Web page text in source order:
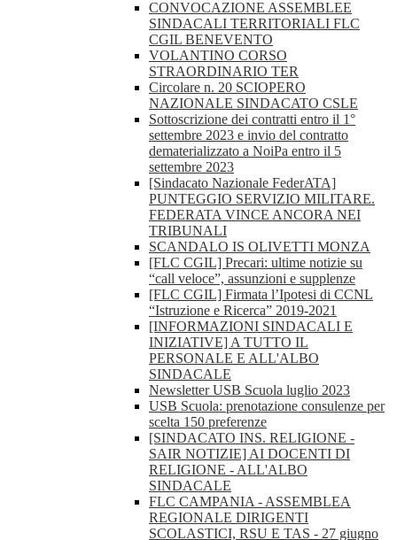
CONVOCAZIONE ASSEMBLEE
SINDACALI TERRITORIALI FLC
CGIL BENEVENTO
VOLANTINO CORSO
STRAORDINARIO TER
Circolare n. 20 SCIOPERO
NAZIONALE SINDACATO CSLE
Sottoscrizione dei contratti entro il 1°
settembre 2023 e invio del contratto
dematerializzato a NoiPa entro il 5
settembre 2023
[Sindacato Nazionale FederATA]
PUNTEGGIO SERVIZIO MILITARE.
FEDERATA VINCE ANCORA NEI
TRIBUNALI
SCANDALO IS OLIVETTI MONZA
[FLC CGIL] Precari: ultime notizie su
“call veloce”, assunzioni e supplenze
[FLC CGIL] Firmata l’Ipotesi di CCNL
“Istruzione e Ricerca” 2019-2021
[INFORMAZIONI SINDACALI E
INIZIATIVE] A TUTTO IL
PERSONALE E ALL'ALBO
SINDACALE
Newsletter USB Scuola luglio 2023
USB Scuola: prenotazione consulenze per
scelta 150 preferenze
[SINDACATO INS. RELIGIONE -
SAIR NOTIZIE] AI DOCENTI DI
RELIGIONE - ALL'ALBO
SINDACALE
FLC CAMPANIA - ASSEMBLEA
REGIONALE DIRIGENTI
SCOLASTICI, RSU E TAS - 27 giugno